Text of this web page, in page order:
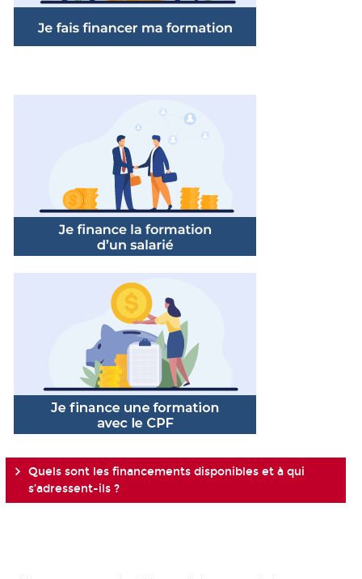
Quels sont les financements disponibles et à qui
s’adressent-ils ?